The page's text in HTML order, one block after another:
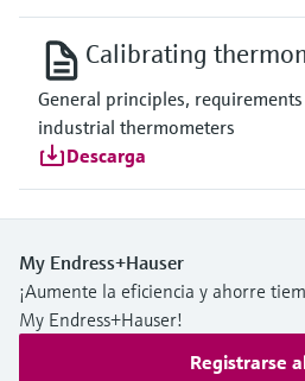
Calibrating
General principles,
industrial thermometers
Descarga
My Endress+Hauser
¡Aumente la eficiencia y ahorre
My Endress+Hauser!
Registrarse